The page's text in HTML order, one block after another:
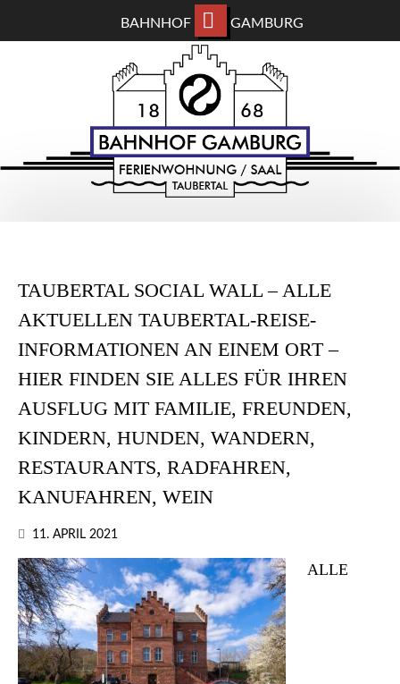
BAHNHOF GAMBURG
BAHNHOF GAMBURG
Ferienwohnung und Eventsaal im Taubertal
TAUBERTAL SOCIAL WALL – ALLE
AKTUELLEN TAUBERTAL-REISE-
INFORMATIONEN AN EINEM ORT –
HIER FINDEN SIE ALLES FÜR IHREN
AUSFLUG MIT FAMILIE, FREUNDEN,
KINDERN, HUNDEN, WANDERN,
RESTAURANTS, RADFAHREN,
KANUFAHREN, WEIN
11. APRIL 2021
ALLE